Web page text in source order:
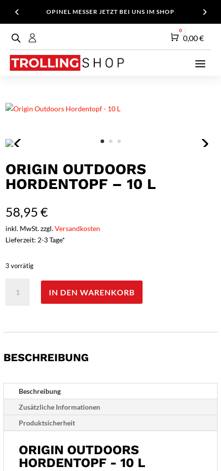
OPINEL MESSER JETZT BEI UNS IM SHOP
Warenkorb
0
0,00€
ORIGIN OUTDOORS
HORDENTOPF – 10 L
58,95€
inkl. MwSt. zzgl.Versandkosten
Lieferzeit: 2-3 Tage*
3 vorrätig
Outdoors
Hordentopf
Menge
IN DEN WARENKORB
BESCHREIBUNG
Beschreibung
Zusätzliche Informationen
Produktsicherheit
ORIGIN OUTDOORS
HORDENTOPF - 10 L